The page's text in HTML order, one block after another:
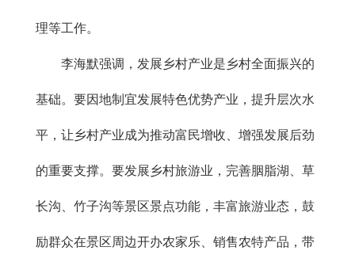
理等工作。
李海默强调，发展乡村产业是乡村全面振兴的
基础。要因地制宜发展特色优势产业，提升层次水
平，让乡村产业成为推动富民增收、增强发展后劲
的重要支撑。要发展乡村旅游业，完善胭脂湖、草
长沟、竹子沟等景区景点功能，丰富旅游业态，鼓
励群众在景区周边开办农家乐、销售农特产品，带